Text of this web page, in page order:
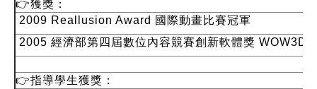
👉獲獎：
2009 Reallusion Award 國際動畫比賽冠軍
2005 經濟部第四屆數位內容競賽創新軟體獎 WOW3D
👉指導學生獲獎：